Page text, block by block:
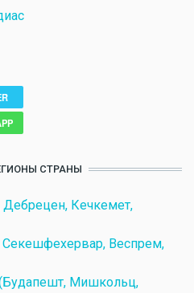
СТРАНЫ
Кечкемет,
Секешфехервар, Веспрем,
Мишкольц,